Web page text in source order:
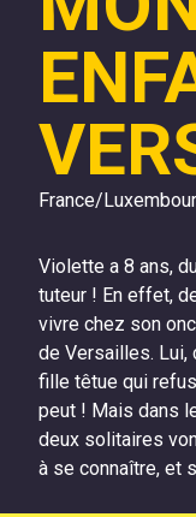
France/
Violette a 8 ans,
tuteur ! En effet,
vivre chez son
de Versailles. Lui,
fille têtue qui
peut ! Mais dans
deux solitaires
à se connaître, et